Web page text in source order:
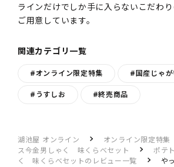
ラインだけでしか手に入らないこだわ
ご用意しています。
関連カテゴリ一覧
#オンライン限定特集 #国産じゃ
#うすしお #終売商品
湖池屋 オンライン オンライン限定特集
ス今金男しゃく 味くらべセット
ポテ
く 味くらべセットのレビュー一覧
や